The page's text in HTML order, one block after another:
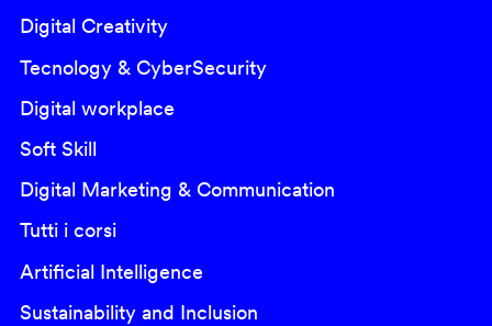
Digital Creativity
Tecnology & CyberSecurity
Digital workplace
Soft Skill
Digital Marketing & Communication
Tutti i corsi
Artificial Intelligence
Sustainability and Inclusion